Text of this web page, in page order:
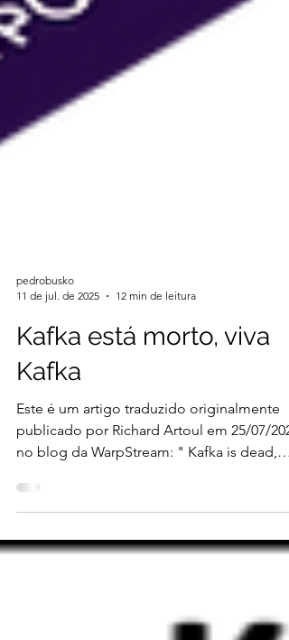
11 de jul. de 2025
12 min de leitura
Kafka está morto, viva
Kafka
Este é um artigo traduzido originalmente
publicado por Richard Artoul em 25/07/2023
no blog da WarpStream: " Kafka is dead,